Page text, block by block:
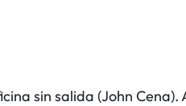
sin salida (John